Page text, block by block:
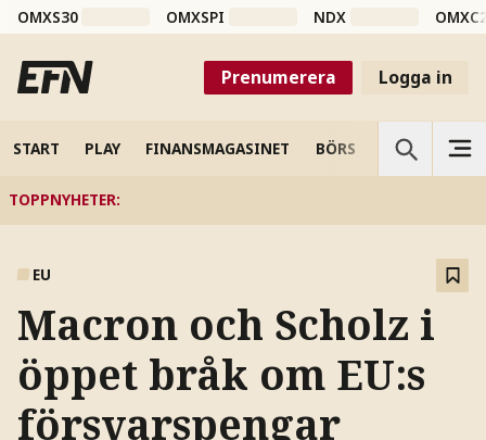
OMXS30 OMXSPI NDX
Prenumerera Logga in
START PLAY FINANSMAGASINET BÖRS VETENSKAP
TOPPNYHETER:
EU
Macron och Scholz i
öppet bråk om EU:s
försvarspengar